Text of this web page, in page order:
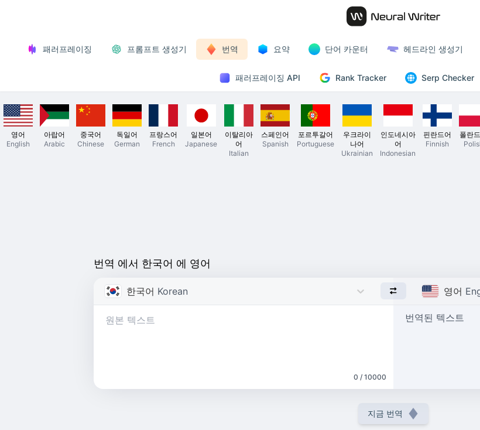
패러프레이징 프롬프트 생성기 번역 요약 단어 카운터 헤드라인 생성기
패러프레이징 API Rank Tracker Serp Checker
영어
English
아랍어
Arabic
중국어
Chinese
독일어
German
프랑스어
French
일본어
Japanese
이탈리아
어
Italian
스페인어
Spanish
포르투갈어
Portuguese
우크라이
나어
Ukrainian
인도네시아
어
Indonesian
핀란드어
Finnish
폴란
번역 에서 한국어 에 영어
한국어 Korean 영어
0 / 10000
번역된 텍스트
지금 번역